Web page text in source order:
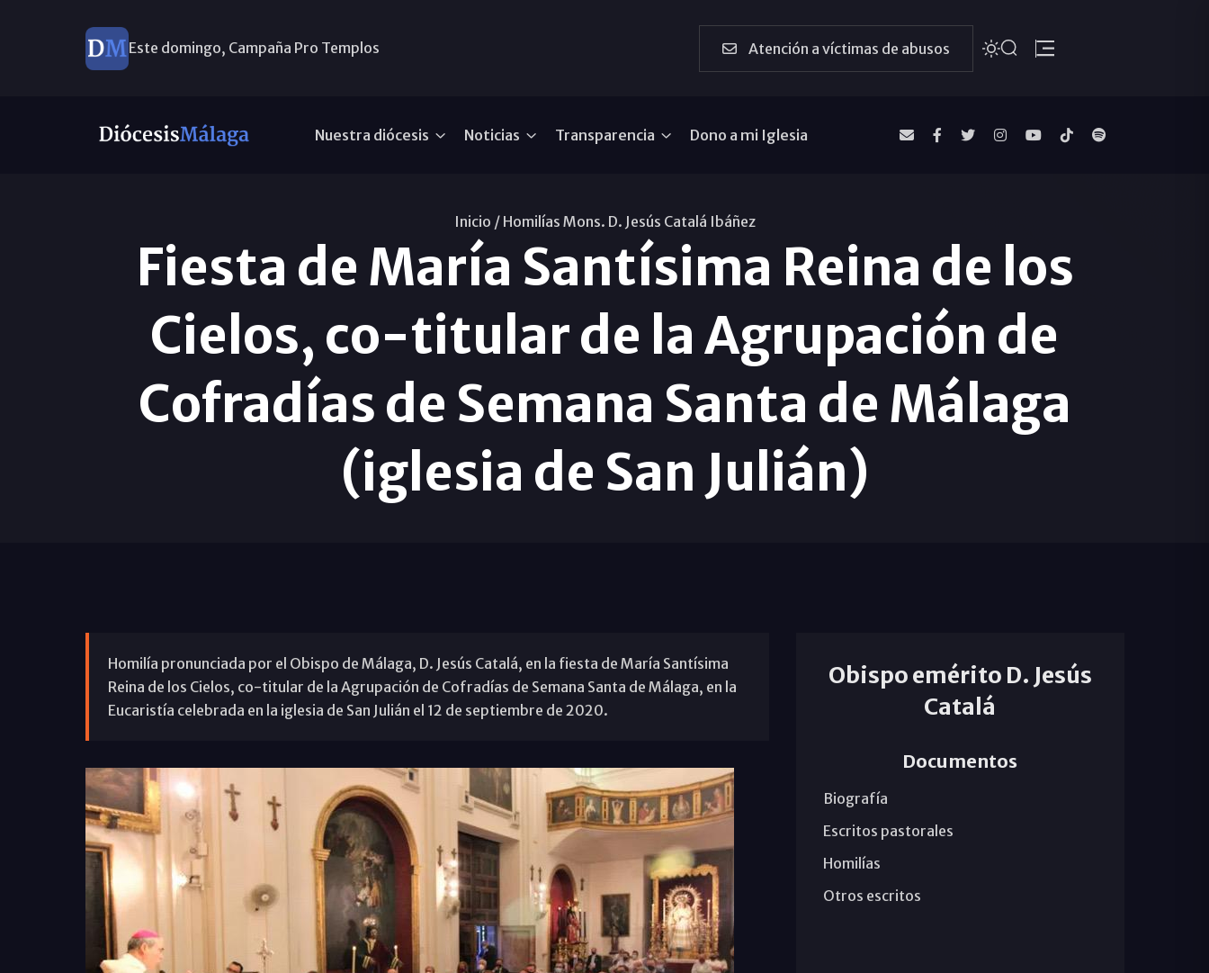
Este domingo, Campaña Pro Templos Atención a víctimas de abusos
Nuestra diócesis Noticias Transparencia Dono a mi Iglesia
Inicio / Homilías Mons. D. Jesús Catalá Ibáñez
Fiesta de María Santísima Reina de los
Cielos, co-titular de la Agrupación de
Cofradías de Semana Santa de Málaga
(iglesia de San Julián)
Homilía pronunciada por el Obispo de Málaga, D. Jesús Catalá, en la fiesta de María Santísima
Reina de los Cielos, co-titular de la Agrupación de Cofradías de Semana Santa de Málaga, en la
Eucaristía celebrada en la iglesia de San Julián el 12 de septiembre de 2020.
Obispo emérito D. Jesús
Catalá
Documentos
Biografía
Escritos pastorales
Homilías
Otros escritos